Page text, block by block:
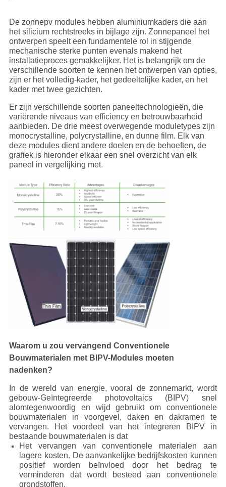
De zonnepv modules hebben aluminiumkaders die aan
het silicium rechtstreeks in bijlage zijn. Zonnepaneel het
ontwerpen speelt een fundamentele rol in stijgende
mechanische sterke punten evenals makend het
installatieproces gemakkelijker. Het is belangrijk om de
verschillende soorten te kennen het ontwerpen van opties,
zijn er het volledig-kader, het gedeeltelijke kader, en het
kader met twee gezichten.
Er zijn verschillende soorten paneeltechnologieën, die
variërende niveaus van efficiency en betrouwbaarheid
aanbieden. De drie meest overwegende moduletypes zijn
monocrystalline, polycrystalline, en dunne film. Elk van
deze modules dient andere doelen en de behoeften, de
grafiek is hieronder elkaar een snel overzicht van elk
paneel in vergelijking met.
Waarom u zou vervangend Conventionele
Bouwmaterialen met BIPV-Modules moeten
nadenken?
In de wereld van energie, vooral de zonnemarkt, wordt
gebouw-Geïntegreerde photovoltaics (BIPV) snel
alomtegenwoordig en wijd gebruikt om conventionele
bouwmaterialen in voorgevel, daken en dakramen te
vervangen. Het voordeel van het integreren BIPV in
bestaande bouwmaterialen is dat
Het vervangen van conventionele materialen aan
lagere kosten. De aanvankelijke bedrijfskosten kunnen
positief worden beïnvloed door het bedrag te
verminderen dat wordt besteed aan conventionele
grondstoffen.